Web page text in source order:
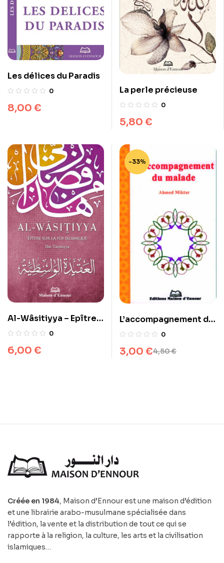
Les délices du Paradis
0
8,00 €
La perle précieuse
0
5,80 €
Al-Wâsitiyya – Epître
sur la foi islamique
0
6,00 €
-33%
L’accompagnement du
malade
0
4,50€
3,00 €
Créée en 1984, Maison d’Ennour est une maison d’édition
et une librairie arabo-musulmane spécialisée dans
l’édition, la vente et la distribution de tout ce qui se
rapporte à la religion, la culture, les arts et la civilisation
islamiques…